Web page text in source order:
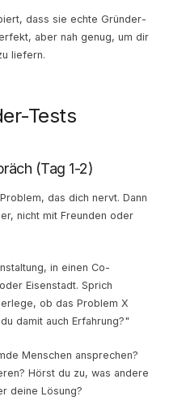
dass sie echte Gründer-
aber nah genug, um dir
liefern.
Tests
(Tag 1-2)
das dich nervt. Dann
nicht mit Freunden oder
in einen Co-
Eisenstadt. Sprich
ob das Problem X
damit auch Erfahrung?"
Menschen ansprechen?
Hörst du zu, was andere
deine Lösung?